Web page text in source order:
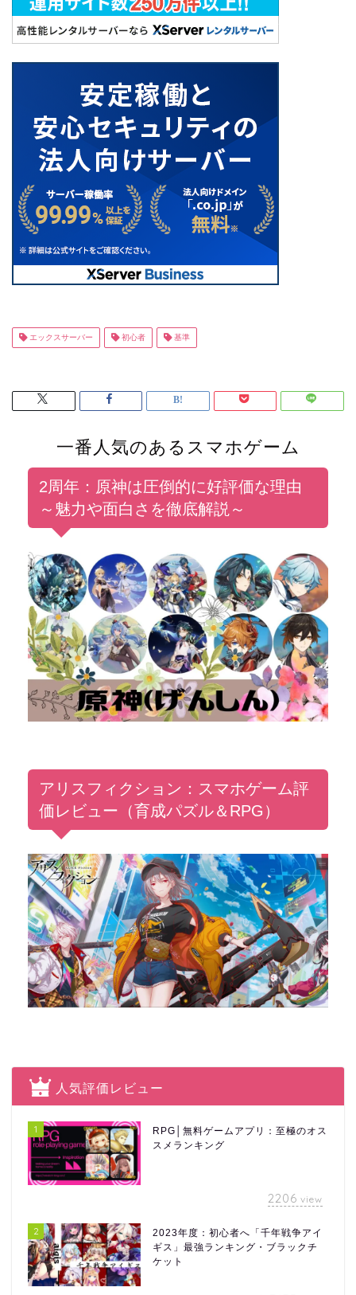
エックスサーバー 初心者 基準
一番人気のあるスマホゲーム
2周年：原神は圧倒的に好評価な理由
～魅力や面白さを徹底解説～
アリスフィクション：スマホゲーム評
価レビュー（育成パズル＆RPG）
人気評価レビュー
1
RPG│無料ゲームアプリ：至極のオス
スメランキング
2206 view
2
2023年度：初心者へ「千年戦争アイ
ギス」最強ランキング・ブラックチ
ケット